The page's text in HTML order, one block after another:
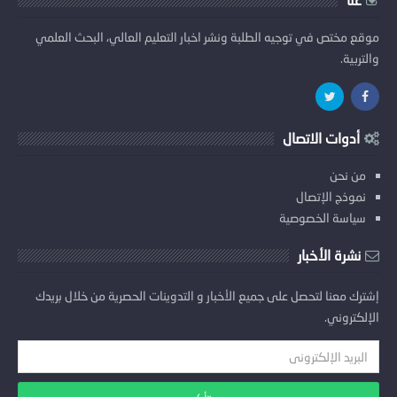
موقع مختص في توجيه الطلبة ونشر اخبار التعليم العالي، البحث العلمي
والتربية.
أدوات الاتصال
من نحن
نموذج الإتصال
سياسة الخصوصية
نشرة الأخبار
إشترك معنا لتحصل على جميع الأخبار و التدوينات الحصرية من خلال بريدك
الإلكتروني.